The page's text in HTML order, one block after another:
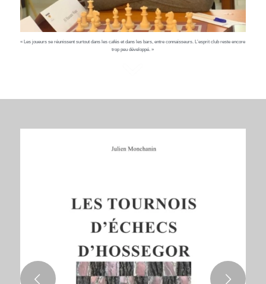
« Les joueurs se réunissent surtout dans les cafés et dans les bars, entre connaisseurs. L’esprit club reste encore
trop peu développé. »
Suivant